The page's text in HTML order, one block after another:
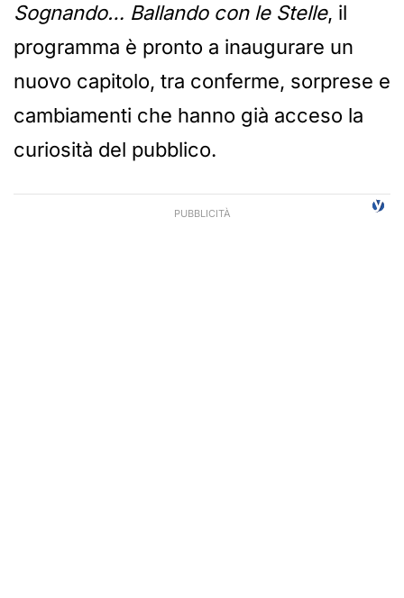
Sognando… Ballando con le Stelle, il
programma è pronto a inaugurare un
nuovo capitolo, tra conferme, sorprese e
cambiamenti che hanno già acceso la
curiosità del pubblico.